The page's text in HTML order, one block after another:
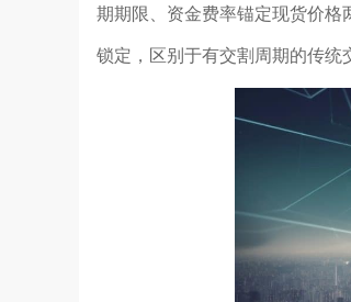
期期限、资金费率锚定现货价格
锁定，区别于有交割周期的传统